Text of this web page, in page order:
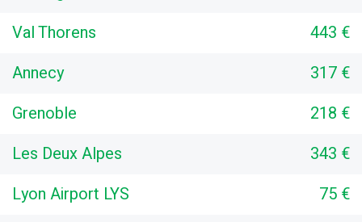
Val Thorens
443 €
Annecy
317 €
Grenoble
218 €
Les Deux Alpes
343 €
Lyon Airport LYS
75 €